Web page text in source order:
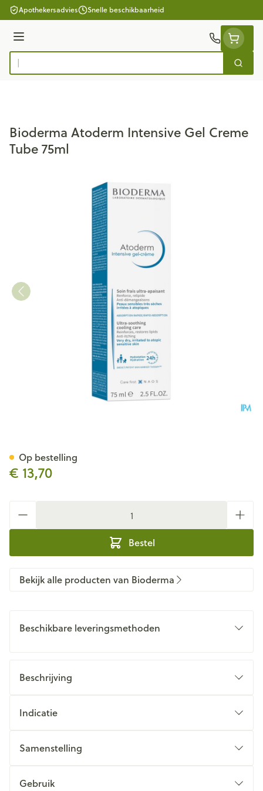
Ga naar de inhoud
Apothekersadvies Snelle beschikbaarheid
Menu
Product, merk, categorie...
Zoek
Bioderma Atoderm Intensive Gel Creme
Tube 75ml
€ 13,70
Bestel
Op bestelling
Bekijk alle producten van Bioderma
Beschikbare leveringsmethoden
Beschrijving
Indicatie
Samenstelling
Gebruik